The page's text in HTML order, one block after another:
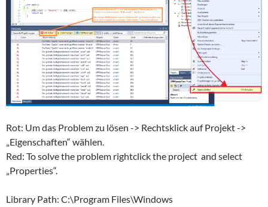
Rot: Um das Problem zu lösen -> Rechtsklick auf Projekt ->
„Eigenschaften“ wählen.
Red: To solve the problem rightclick the project and select
„Properties“.
Library Path: C:\Program Files\Windows